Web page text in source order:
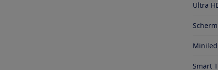
Ultra
Miniled
Smart